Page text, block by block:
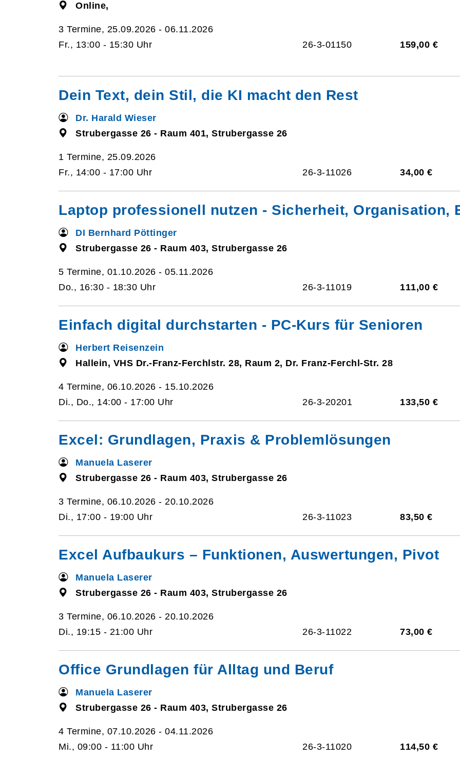
Online,
3 Termine, 25.09.2026 - 06.11.2026
Fr., 13:00 - 15:30 Uhr
26-3-01150 159,00 €
Dein Text, dein Stil, die KI macht den Rest
Dr. Harald Wieser
Strubergasse 26 - Raum 401, Strubergasse 26
1 Termine, 25.09.2026
Fr., 14:00 - 17:00 Uhr
26-3-11026 34,00 €
Laptop professionell nutzen - Sicherheit, Organisation,
DI Bernhard Pöttinger
Strubergasse 26 - Raum 403, Strubergasse 26
5 Termine, 01.10.2026 - 05.11.2026
Do., 16:30 - 18:30 Uhr
26-3-11019 111,00 €
Einfach digital durchstarten - PC-Kurs für Senioren
Herbert Reisenzein
Hallein, VHS Dr.-Franz-Ferchlstr. 28, Raum 2, Dr. Franz-Ferchl-Str. 28
4 Termine, 06.10.2026 - 15.10.2026
Di., Do., 14:00 - 17:00 Uhr
26-3-20201 133,50 €
Excel: Grundlagen, Praxis & Problemlösungen
Manuela Laserer
Strubergasse 26 - Raum 403, Strubergasse 26
3 Termine, 06.10.2026 - 20.10.2026
Di., 17:00 - 19:00 Uhr
26-3-11023 83,50 €
Excel Aufbaukurs – Funktionen, Auswertungen, Pivot
Manuela Laserer
Strubergasse 26 - Raum 403, Strubergasse 26
3 Termine, 06.10.2026 - 20.10.2026
Di., 19:15 - 21:00 Uhr
26-3-11022 73,00 €
Office Grundlagen für Alltag und Beruf
Manuela Laserer
Strubergasse 26 - Raum 403, Strubergasse 26
4 Termine, 07.10.2026 - 04.11.2026
Mi., 09:00 - 11:00 Uhr
26-3-11020 114,50 €